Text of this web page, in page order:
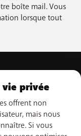
boîte mail. Vous
lorsque tout
vie privée
offrent non
mais nous
Si vous